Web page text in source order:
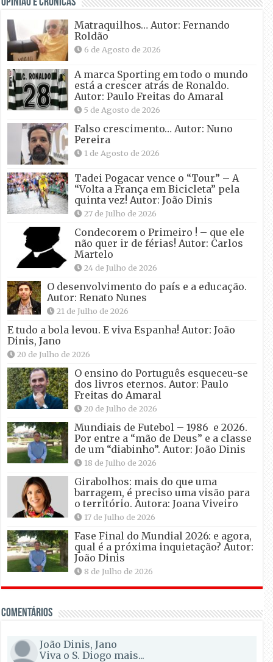
Matraquilhos… Autor: Fernando
Roldão
6 de Agosto de 2026
A marca Sporting em todo o mundo
está a crescer atrás de Ronaldo.
Autor: Paulo Freitas do Amaral
5 de Agosto de 2026
Falso crescimento… Autor: Nuno
Pereira
1 de Agosto de 2026
Tadei Pogacar vence o “Tour” – A
“Volta a França em Bicicleta” pela
quinta vez! Autor: João Dinis
27 de Julho de 2026
Condecorem o Primeiro ! – que ele
não quer ir de férias! Autor: Carlos
Martelo
24 de Julho de 2026
O desenvolvimento do país e a educação.
Autor: Renato Nunes
21 de Julho de 2026
E tudo a bola levou. E viva Espanha! Autor: João
Dinis, Jano
20 de Julho de 2026
O ensino do Português esqueceu-se
dos livros eternos. Autor: Paulo
Freitas do Amaral
20 de Julho de 2026
Mundiais de Futebol – 1986 e 2026.
Por entre a “mão de Deus” e a classe
de um “diabinho”. Autor: João Dinis
18 de Julho de 2026
Girabolhos: mais do que uma
barragem, é preciso uma visão para
o território. Autora: Joana Viveiro
17 de Julho de 2026
Fase Final do Mundial 2026: e agora,
qual é a próxima inquietação? Autor:
João Dinis
8 de Julho de 2026
Comentários
João Dinis, Jano
Viva o S. Diogo mais...